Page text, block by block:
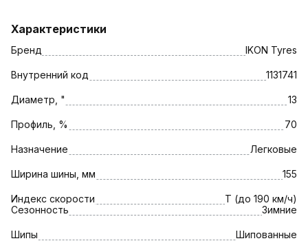
Характеристики
Бренд IKON Tyres
Внутренний код 1131741
Диаметр, " 13
Профиль, % 70
Назначение Легковые
Ширина шины, мм 155
Индекс скорости
T (до 190 км/ч)
Сезонность
Зимние
Шипы Шипованные